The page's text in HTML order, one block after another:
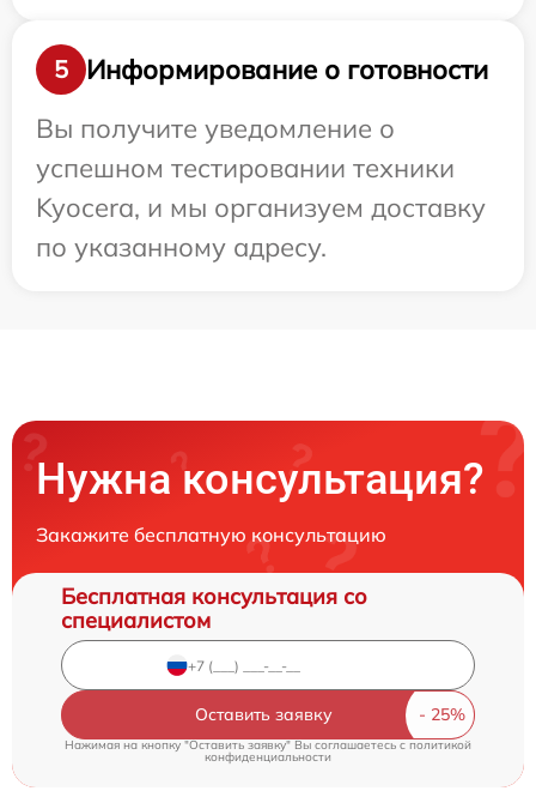
5
Информирование о готовности
Вы получите уведомление о
успешном тестировании техники
Kyocera, и мы организуем доставку
по указанному адресу.
Нужна консультация?
Закажите бесплатную консультацию
Бесплатная консультация со
специалистом
Оставить заявку
Нажимая на кнопку "Оставить заявку" Вы соглашаетесь c политикой
конфиденциальности